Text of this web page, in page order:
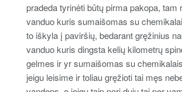
pradeda tyrinėti būtų pirma pakopa, tam
vanduo kuris sumaišomas su
to iškyla į paviršių, bedarant gręžinius
vanduo kuris dingsta kelių kilometrų
gelmes ir yr sumaišomas su
jeigu leisime ir toliau gręžioti tai męs